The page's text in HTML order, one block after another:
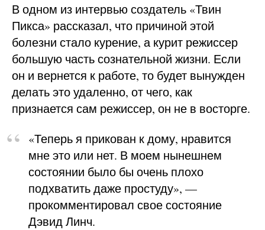
В одном из интервью создатель «Твин
Пикса» рассказал, что причиной этой
болезни стало курение, а курит режиссер
большую часть сознательной жизни. Если
он и вернется к работе, то будет вынужден
делать это удаленно, от чего, как
признается сам режиссер, он не в восторге.
«Теперь я прикован к дому, нравится
мне это или нет. В моем нынешнем
состоянии было бы очень плохо
подхватить даже простуду», —
прокомментировал свое состояние
Дэвид Линч.